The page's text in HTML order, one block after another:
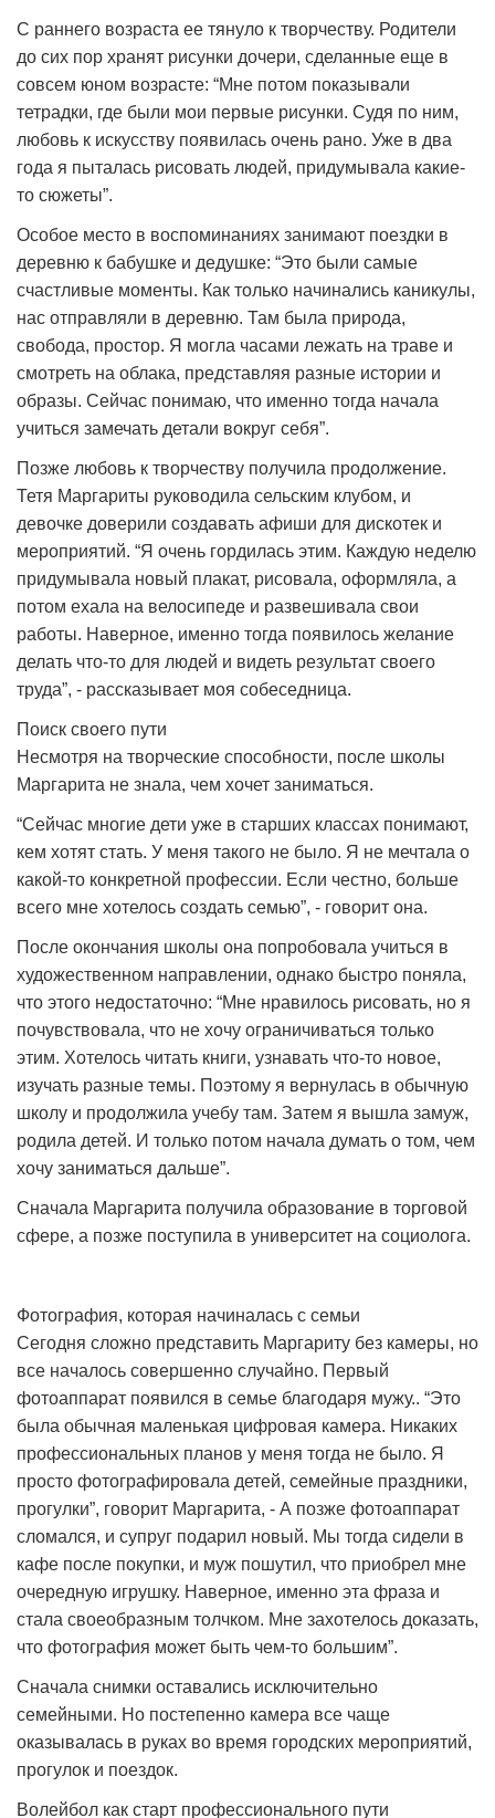
С раннего возраста ее тянуло к творчеству. Родители
до сих пор хранят рисунки дочери, сделанные еще в
совсем юном возрасте: “Мне потом показывали
тетрадки, где были мои первые рисунки. Судя по ним,
любовь к искусству появилась очень рано. Уже в два
года я пыталась рисовать людей, придумывала какие-
то сюжеты”.
Особое место в воспоминаниях занимают поездки в
деревню к бабушке и дедушке: “Это были самые
счастливые моменты. Как только начинались каникулы,
нас отправляли в деревню. Там была природа,
свобода, простор. Я могла часами лежать на траве и
смотреть на облака, представляя разные истории и
образы. Сейчас понимаю, что именно тогда начала
учиться замечать детали вокруг себя”.
Позже любовь к творчеству получила продолжение.
Тетя Маргариты руководила сельским клубом, и
девочке доверили создавать афиши для дискотек и
мероприятий. “Я очень гордилась этим. Каждую неделю
придумывала новый плакат, рисовала, оформляла, а
потом ехала на велосипеде и развешивала свои
работы. Наверное, именно тогда появилось желание
делать что-то для людей и видеть результат своего
труда”, - рассказывает моя собеседница.
Поиск своего пути
Несмотря на творческие способности, после школы
Маргарита не знала, чем хочет заниматься.
“Сейчас многие дети уже в старших классах понимают,
кем хотят стать. У меня такого не было. Я не мечтала о
какой-то конкретной профессии. Если честно, больше
всего мне хотелось создать семью”, - говорит она.
После окончания школы она попробовала учиться в
художественном направлении, однако быстро поняла,
что этого недостаточно: “Мне нравилось рисовать, но я
почувствовала, что не хочу ограничиваться только
этим. Хотелось читать книги, узнавать что-то новое,
изучать разные темы. Поэтому я вернулась в обычную
школу и продолжила учебу там. Затем я вышла замуж,
родила детей. И только потом начала думать о том, чем
хочу заниматься дальше”.
Сначала Маргарита получила образование в торговой
сфере, а позже поступила в университет на социолога.
Фотография, которая начиналась с семьи
Сегодня сложно представить Маргариту без камеры, но
все началось совершенно случайно. Первый
фотоаппарат появился в семье благодаря мужу.. “Это
была обычная маленькая цифровая камера. Никаких
профессиональных планов у меня тогда не было. Я
просто фотографировала детей, семейные праздники,
прогулки”, говорит Маргарита, - А позже фотоаппарат
сломался, и супруг подарил новый. Мы тогда сидели в
кафе после покупки, и муж пошутил, что приобрел мне
очередную игрушку. Наверное, именно эта фраза и
стала своеобразным толчком. Мне захотелось доказать,
что фотография может быть чем-то большим”.
Сначала снимки оставались исключительно
семейными. Но постепенно камера все чаще
оказывалась в руках во время городских мероприятий,
прогулок и поездок.
Волейбол как старт профессионального пути